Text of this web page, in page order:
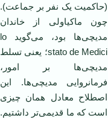
(حاکمیت یک نفر بر جماعت).
چون ماکیاولی از خاندان
مدیچی‌ها بود، می‌گوید lo
stato de Medici؛ یعنی تسلط
مدیچی‌ها بر امور،
فرمانروایی مدیچی‌ها. این
اصطلاح معادل همان چیزی
است که ما قدیمی‌تر داشتیم.